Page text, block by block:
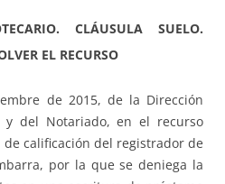
CLÁUSULA SUELO.
EL RECURSO
de 2015, de la Dirección
y del Notariado, en el recurso
calificación del registrador de
por la que se deniega la